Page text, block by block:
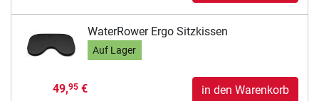
WaterRower Ergo Sitzkissen
Auf Lager
49,95€ in den Warenkorb